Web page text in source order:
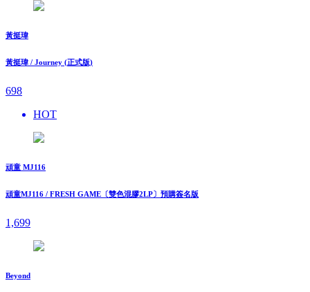
黃挺瑋
黃挺瑋 / Journey (正式版)
698
HOT
頑童 MJ116
頑童MJ116 / FRESH GAME〔雙色混膠2LP〕預購簽名版
1,699
Beyond